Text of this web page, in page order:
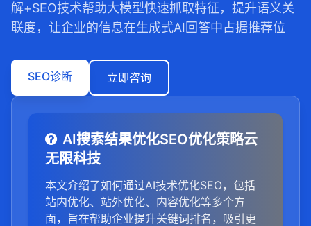
解+SEO技术帮助大模型快速抓取特征，提升语义关
联度，让企业的信息在生成式AI回答中占据推荐位
SEO诊断 立即咨询
AI搜索结果优化SEO优化策略云
无限科技
本文介绍了如何通过AI技术优化SEO，包括
站内优化、站外优化、内容优化等多个方
面，旨在帮助企业提升关键词排名，吸引更